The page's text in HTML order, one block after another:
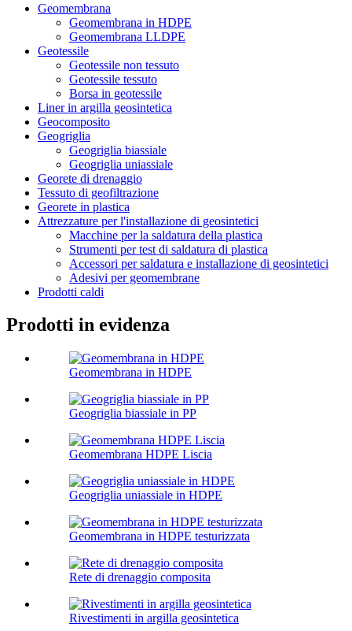
Geomembrana
Geomembrana in HDPE
Geomembrana LLDPE
Geotessile
Geotessile non tessuto
Geotessile tessuto
Borsa in geotessile
Liner in argilla geosintetica
Geocomposito
Geogriglia
Geogriglia biassiale
Geogriglia uniassiale
Georete di drenaggio
Tessuto di geofiltrazione
Georete in plastica
Attrezzature per l'installazione di geosintetici
Macchine per la saldatura della plastica
Strumenti per test di saldatura di plastica
Accessori per saldatura e installazione di geosintetici
Adesivi per geomembrane
Prodotti caldi
Prodotti in evidenza
Geomembrana in HDPE
Geogriglia biassiale in PP
Geomembrana HDPE Liscia
Geogriglia uniassiale in HDPE
Geomembrana in HDPE testurizzata
Rete di drenaggio composita
Rivestimenti in argilla geosintetica